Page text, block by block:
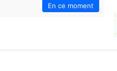
En ce moment